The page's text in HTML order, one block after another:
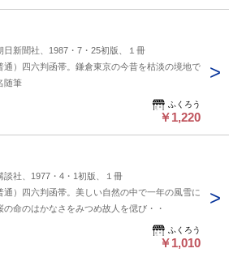
日新聞社、1987・7・25初版、１冊
通）四六判函帯。鎌倉東京の今昔を枯淡の境地で
随筆
ふくろう
￥1,220
談社、1977・4・1初版、１冊
通）四六判函帯。美しい自然の中で一年の風雪に
の命のはかなさをみつめ故人を偲び・・
ふくろう
￥1,010